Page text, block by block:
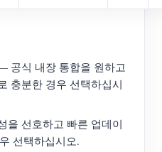
공식 내장 통합을 원하고
충분한 경우 선택하십시
을 선호하고 빠른 업데이
선택하십시오.